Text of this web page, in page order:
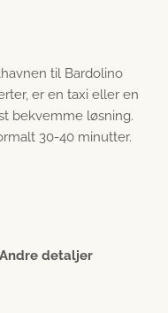
til Bardolino
er en taxi eller en
bekvemme løsning.
30-40 minutter.
Andre detaljer